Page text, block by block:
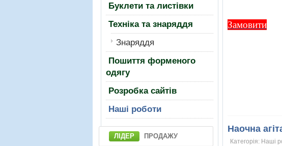
Замовити
Наочна
Категорія: Нашi
Буклети та листівки
Техніка та знаряддя
Знаряддя
Пошиття форменого
одягу
Розробка сайтів
Нашi роботи
ЛІДЕР ПРОДАЖУ